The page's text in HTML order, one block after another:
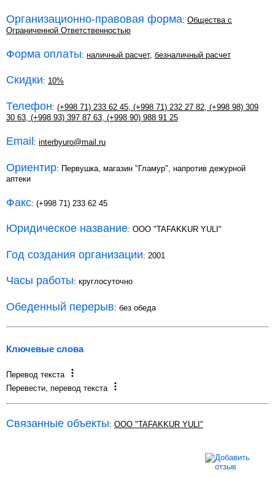
Организационно-правовая форма: Общества с
Ограниченной Ответственностью
Форма оплаты: наличный расчет, безналичный расчет
Скидки: 10%
Телефон: (+998 71) 233 62 45 (+998 71) 232 27 82 (+998 98) 309
30 63 (+998 93) 397 87 63 (+998 90) 988 91 25
Email : interbyuro@mail.ru
Ориентир: Первушка, магазин "Гламур", напротив дежурной
аптеки
Факс: (+998 71) 233 62 45
Юридическое название: ООО "TAFAKKUR YULI"
Год создания организации: 2001
Часы работы: круглосуточно
Обеденный перерыв: без обеда
Ключевые слова
Перевод текста
Перевести, перевод текста
Связанные объекты: OOO "TAFAKKUR YULI"